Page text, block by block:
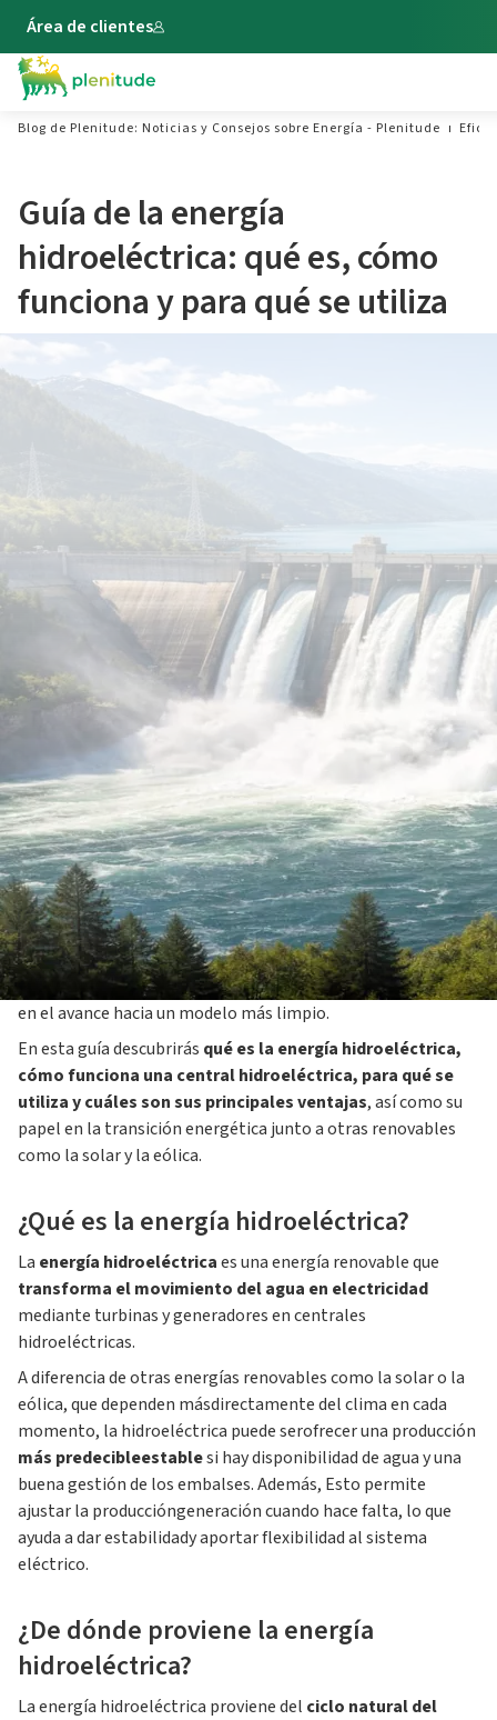
Área de clientes
Blog de Plenitude: Noticias y Consejos sobre Energía - Plenitude
Guía de la energía
hidroeléctrica: qué es, cómo
funciona y para qué se utiliza
06 abril 2026
La energía hidroeléctrica es una de lasfuentes de energía
renovable más utilizadas en el mundoy desempeña un
papelclave en la estabilidad del sistema eléctrico.
Gracias a su capacidad para generar electricidad de forma
eficiente, predecible y sostenible, la energía hidroeléctrica
sigue siendo fundamental dentro del mix energético actual y
en el avance hacia un modelo más limpio.
En esta guía descubrirás qué es la energía hidroeléctrica,
cómo funciona una central hidroeléctrica, para qué se
utiliza y cuáles son sus principales ventajas, así como su
papel en la transición energética junto a otras renovables
como la solar y la eólica.
¿Qué es la energía hidroeléctrica?
La energía hidroeléctricaes una energía renovable que
transforma el movimiento del agua en electricidad
mediante turbinas y generadores en centrales
hidroeléctricas.
A diferencia de otras energías renovables como la solar o la
eólica, que dependen másdirectamente del clima en cada
momento, la hidroeléctrica puede serofrecer una producción
más predecibleestablesi hay disponibilidad de agua y una
buena gestión de los embalses. Además, Esto permite
ajustar la produccióngeneración cuando hace falta, lo que
ayuda a dar estabilidady aportar flexibilidad al sistema
eléctrico.
¿De dónde proviene la energía
hidroeléctrica?
La energía hidroeléctrica proviene del ciclo natural del